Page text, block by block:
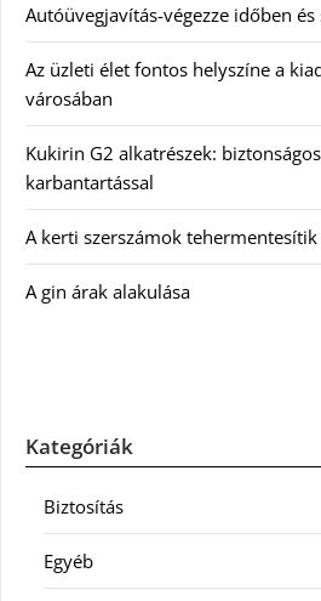
Autóüvegjavítás-végezze időben
Az üzleti élet fontos helyszíne a
városában
Kukirin G2 alkatrészek:
karbantartással
A kerti szerszámok tehermentesítik
A gin árak alakulása
Kategóriák
Biztosítás
Egyéb